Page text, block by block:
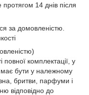
14 днів після
за домовленістю.
комплектації, у
має бути у належному
бритви, парфуми і
відповідно до